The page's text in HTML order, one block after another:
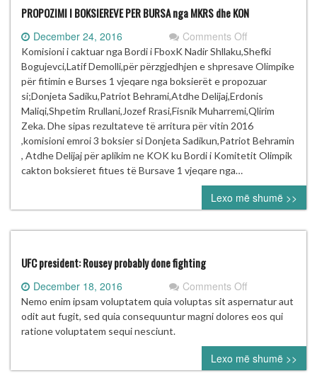
PROPOZIMI I BOKSIEREVE PER BURSA nga MKRS dhe KON
December 24, 2016 Comments Offon
PROPOZIMI
I
BOKSIEREVE
PER
BURSA
nga
MKRS
dhe
Komisioni i caktuar nga Bordi i FboxK Nadir Shllaku,Shefki
Bogujevci,Latif Demolli,për përzgjedhjen e shpresave Olimpike
për fitimin e Burses 1 vjeqare nga boksierët e propozuar
si;Donjeta Sadiku,Patriot Behrami,Atdhe Delijaj,Erdonis
Maliqi,Shpetim Rrullani,Jozef Rrasi,Fisnik Muharremi,Qlirim
Zeka. Dhe sipas rezultateve të arritura për vitin 2016
,komisioni emroi 3 boksier si Donjeta Sadikun,Patriot Behramin
, Atdhe Delijaj për aplikim ne KOK ku Bordi i Komitetit Olimpik
cakton boksieret fitues të Bursave 1 vjeqare nga…
Lexo më shumë >>
UFC president: Rousey probably done fighting
December 18, 2016 Comments Offon
UFC
president:
probably
done
fighting
Nemo enim ipsam voluptatem quia voluptas sit aspernatur aut
odit aut fugit, sed quia consequuntur magni dolores eos qui
ratione voluptatem sequi nesciunt.
Lexo më shumë >>